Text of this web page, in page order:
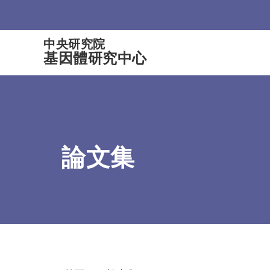
中央研究院
基因體研究中心
論文集